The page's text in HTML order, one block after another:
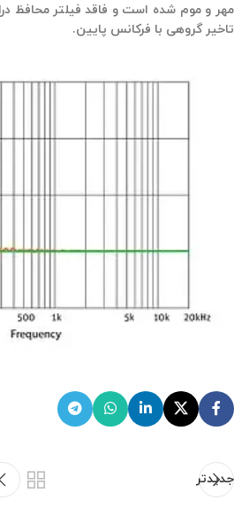
مهر و موم شده است و فاقد فیلتر محافظ
تاخیر گروهی با فرکانس پایین.
جدیدتر